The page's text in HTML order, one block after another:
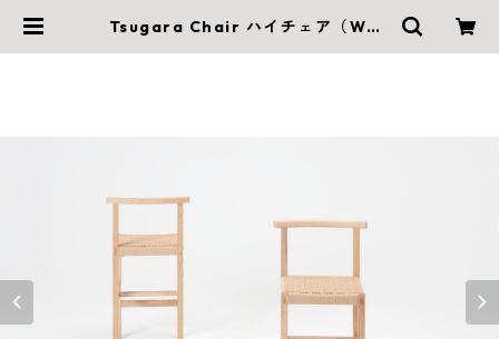
Tsugara Chair ハイチェア（W46